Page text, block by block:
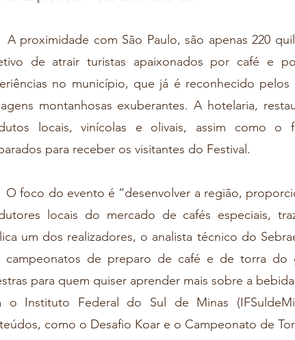
de atrair turistas apaixonados por café e
no município, que já é reconhecido pelos
montanhosas exuberantes. A hotelaria,
locais, vinícolas e olivais, assim como o
para receber os visitantes do Festival.
locais do mercado de cafés especiais,
um dos realizadores, o analista técnico do
campeonatos de preparo de café e de torra do
para quem quiser aprender mais sobre a
o Instituto Federal do Sul de Minas
como o Desafio Koar e o Campeonato de